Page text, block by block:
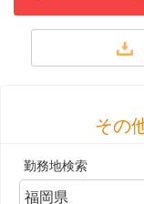
その
勤務地検索